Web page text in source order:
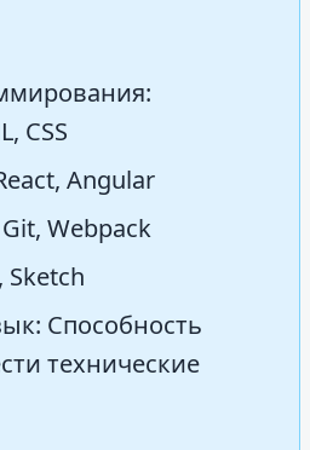
CSS
Angular
Webpack
Способность
технические